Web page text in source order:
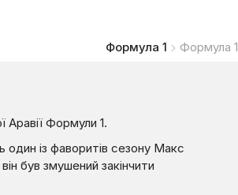
Формула 1 Формула 1
Аравії Формули 1.
із фаворитів сезону Макс
був змушений закінчити